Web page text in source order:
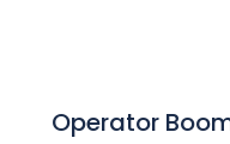
Operator